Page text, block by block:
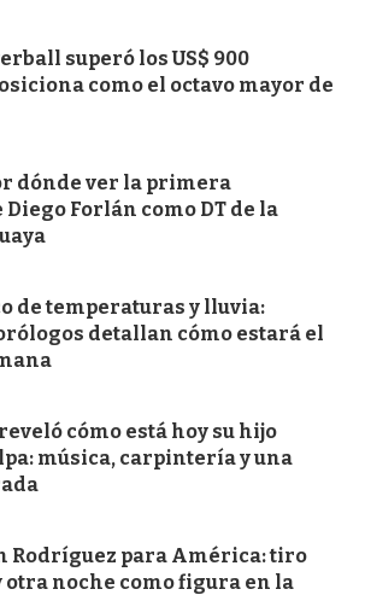
superó los US$ 900
como el octavo mayor de
dónde ver la primera
Forlán como DT de la
de temperaturas y lluvia:
detallan cómo estará el
cómo está hoy su hijo
música, carpintería y una
Rodríguez para América: tiro
noche como figura en la